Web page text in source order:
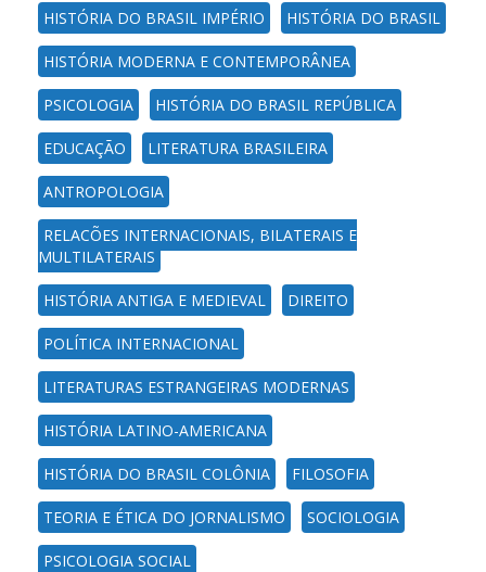
HISTÓRIA DO BRASIL IMPÉRIO HISTÓRIA DO BRASIL
HISTÓRIA MODERNA E CONTEMPORÂNEA
PSICOLOGIA HISTÓRIA DO BRASIL REPÚBLICA
EDUCAÇÃO LITERATURA BRASILEIRA
ANTROPOLOGIA
RELAÇÕES INTERNACIONAIS, BILATERAIS E
MULTILATERAIS
HISTÓRIA ANTIGA E MEDIEVAL DIREITO
POLÍTICA INTERNACIONAL
LITERATURAS ESTRANGEIRAS MODERNAS
HISTÓRIA LATINO-AMERICANA
HISTÓRIA DO BRASIL COLÔNIA FILOSOFIA
TEORIA E ÉTICA DO JORNALISMO SOCIOLOGIA
PSICOLOGIA SOCIAL